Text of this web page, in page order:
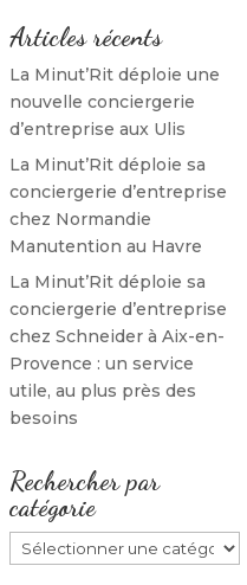
Articles récents
La Minut’Rit déploie une
nouvelle conciergerie
d’entreprise aux Ulis
La Minut’Rit déploie sa
conciergerie d’entreprise
chez Normandie
Manutention au Havre
La Minut’Rit déploie sa
conciergerie d’entreprise
chez Schneider à Aix-en-
Provence : un service
utile, au plus près des
besoins
Rechercher par
catégorie
Rechercher
par